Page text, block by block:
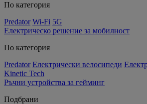
По категория
Predator Wi-Fi 5G
Електрическо решение за мобилност
По категория
Predator Електрически велосипеди
Kinetic Tech
Ръчни устройства за гейминг
Подбрани